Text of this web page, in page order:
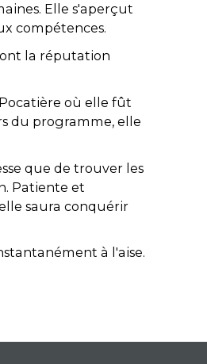
Elle s'aperçut
compétences.
la réputation
où elle fût
du programme, elle
que de trouver les
Patiente et
saura conquérir
à l'aise.